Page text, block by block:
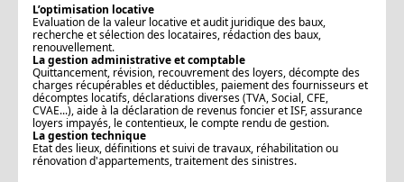
L’optimisation locative
Evaluation de la valeur locative et audit juridique des baux,
recherche et sélection des locataires, rédaction des baux,
renouvellement.
La gestion administrative et comptable
Quittancement, révision, recouvrement des loyers, décompte des
charges récupérables et déductibles, paiement des fournisseurs et
décomptes locatifs, déclarations diverses (TVA, Social, CFE,
CVAE...), aide à la déclaration de revenus foncier et ISF, assurance
loyers impayés, le contentieux, le compte rendu de gestion.
La gestion technique
Etat des lieux, définitions et suivi de travaux, réhabilitation ou
rénovation d'appartements, traitement des sinistres.